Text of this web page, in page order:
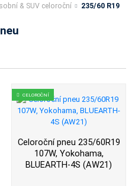
& SUV celoroční 235/60 R19
CELOROČNÍ
Celoroční pneu 235/60R19
107W, Yokohama,
BLUEARTH-4S (AW21)